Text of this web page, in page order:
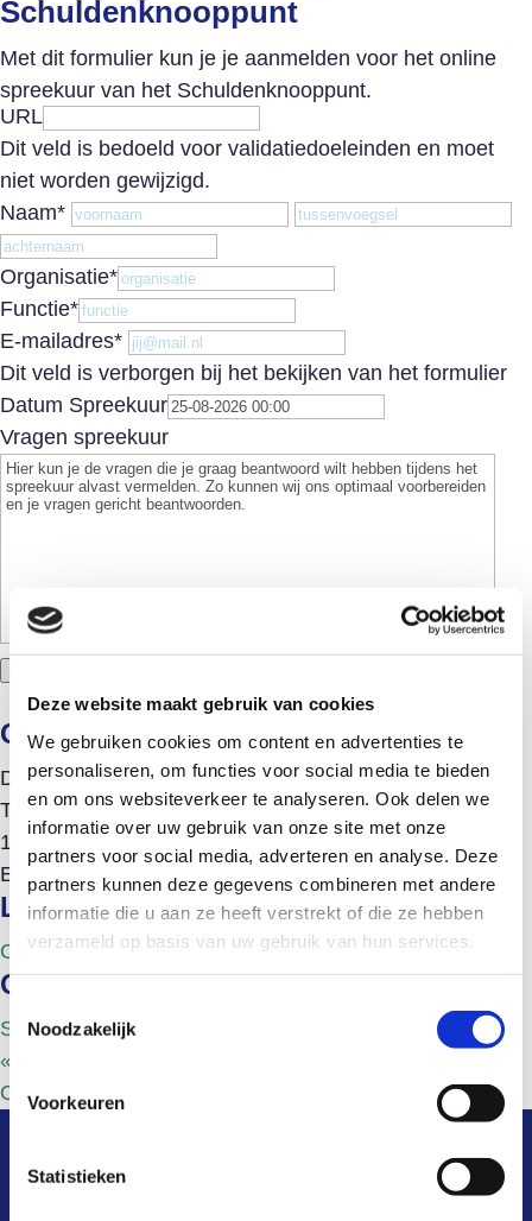
Deze website maakt gebruik van cookies
We gebruiken cookies om content en advertenties te
personaliseren, om functies voor social media te bieden
en om ons websiteverkeer te analyseren. Ook delen we
informatie over uw gebruik van onze site met onze
partners voor social media, adverteren en analyse. Deze
partners kunnen deze gegevens combineren met andere
informatie die u aan ze heeft verstrekt of die ze hebben
verzameld op basis van uw gebruik van hun services.
Noodzakelijk
Voorkeuren
Statistieken
Schuldenknooppunt
Met dit formulier kun je je aanmelden voor het online
spreekuur van het Schuldenknooppunt.
URL
Dit veld is bedoeld voor validatiedoeleinden en moet
niet worden gewijzigd.
Naam* Voornaam
Organisatie*
Functie*
E-mailadres*
Dit veld is verborgen bij het bekijken van het formulier
Datum Spreekuur
Vragen spreekuur
Gegevens
Datum: 25-08-2026
Tijd:
15:00-16:00
Evenement Categorie:
Locatie
Online
Organisator
Schuldenknooppunt
«
Onboarding Bewindvoerders
snel naar